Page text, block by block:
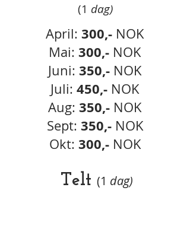
(1 dag)
April: 300,- NOK
Mai: 300,- NOK
Juni: 350,- NOK
Juli: 450,- NOK
Aug: 350,- NOK
Sept: 350,-NOK
Okt: 300,-NOK
Telt (1 dag)